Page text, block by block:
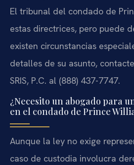
El tribunal del condado de
estas directrices, pero puede
existen circunstancias
detalles de su asunto,
SRIS, P.C. al (888) 437-7747.
¿Necesito un abogado para
en el condado de Prince
Aunque la ley no exige
caso de custodia involucra